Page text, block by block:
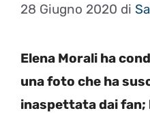
28 Giugno 2020 di
Elena Morali ha
una foto che ha
inaspettata dai fan;